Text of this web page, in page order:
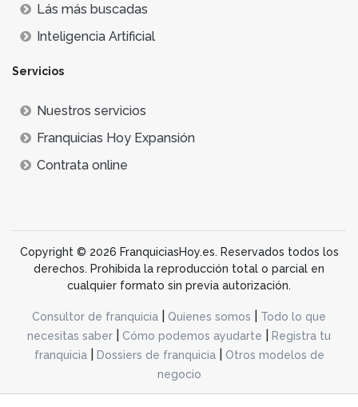
Lás más buscadas
Inteligencia Artificial
Servicios
Nuestros servicios
Franquicias Hoy Expansión
Contrata online
Copyright © 2026 FranquiciasHoy.es. Reservados todos los
derechos. Prohibida la reproducción total o parcial en
cualquier formato sin previa autorización.
Consultor de franquicia Quienes somos
Todo lo que
necesitas saber
Cómo podemos ayudarte
Registra tu
franquicia| Dossiers de franquicia|
Otros modelos de
negocio